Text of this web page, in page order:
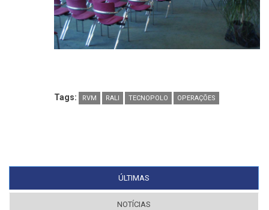
Tags: RVM RALI TECNOPOLO OPERAÇÕES
ÚLTIMAS
NOTÍCIAS